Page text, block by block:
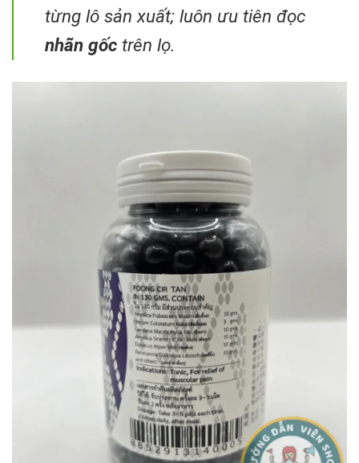
từng lô sản xuất; luôn ưu tiên đọc
nhãn gốctrên lọ.